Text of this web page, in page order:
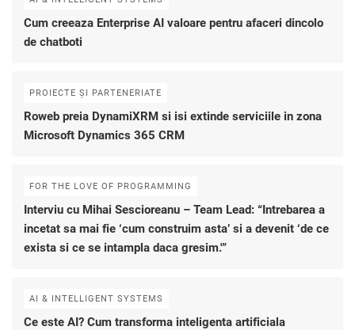
Cum creeaza Enterprise AI valoare pentru afaceri dincolo
de chatboti
PROIECTE ȘI PARTENERIATE
Roweb preia DynamiXRM si isi extinde serviciile in zona
Microsoft Dynamics 365 CRM
FOR THE LOVE OF PROGRAMMING
Interviu cu Mihai Sescioreanu – Team Lead: “Intrebarea a
incetat sa mai fie ‘cum construim asta’ si a devenit ‘de ce
exista si ce se intampla daca gresim.'”
AI & INTELLIGENT SYSTEMS
Ce este AI? Cum transforma inteligenta artificiala